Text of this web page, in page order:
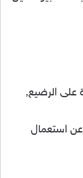
على الرضيع,
عن استعمال